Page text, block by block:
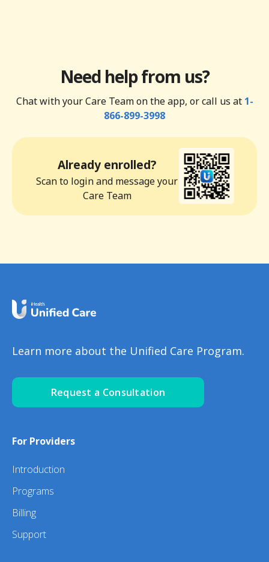
Need help from us?
Chat with your Care Team on the app, or call us at 1-
866-899-3998
Already enrolled?
Scan to login and message your
Care Team
Learn more about the Unified Care Program.
Request a Consultation
For Providers
Introduction
Programs
Billing
Support